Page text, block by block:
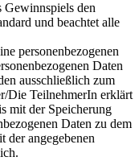
Gewinnspiels den
und beachtet alle
personenbezogenen
Daten
ausschließlich zum
Die TeilnehmerIn erklärt
mit der Speicherung
Daten zu dem
der angegebenen